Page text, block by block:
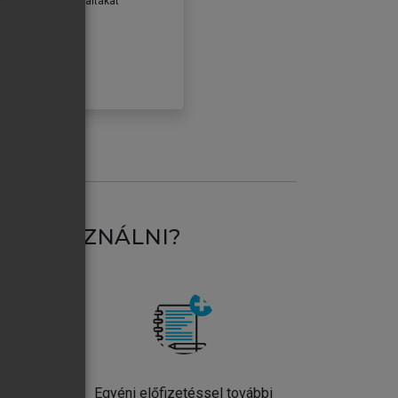
HASZNÁLNI?
Egyéni előfizetéssel további